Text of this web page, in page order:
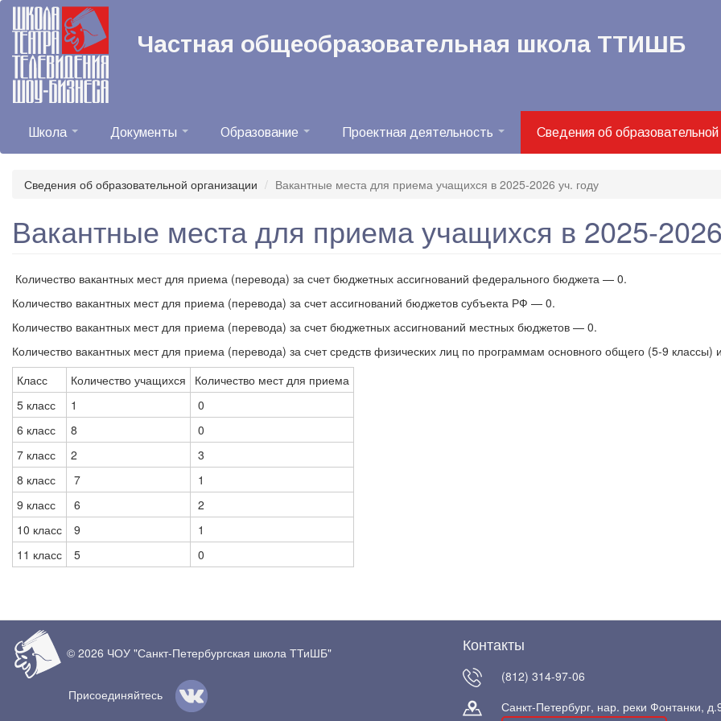
Перейти
основному
содержанию
Частная общеобразовательная школа ТТИШБ
Школа Документы Образование Проектная деятельность Сведения об образовательной
Сведения об образовательной организации Вакантные места для приема учащихся в 2025-2026 уч. году
Вакантные места для приема учащихся в 2025-
Количество вакантных мест для приема (перевода) за счет бюджетных ассигнований федерального бюджета — 0.
Количество вакантных мест для приема (перевода) за счет ассигнований бюджетов субъекта РФ — 0.
Количество вакантных мест для приема (перевода) за счет бюджетных ассигнований местных бюджетов — 0.
Количество вакантных мест для приема (перевода) за счет средств физических лиц по программам основного общего (5-9
Класс
Количество учащихся
Количество мест для приема
5 класс
1
0
6 класс
8
0
7 класс
2
3
8 класс
7
1
9 класс
6
2
10 класс
9
1
11 класс
5 0
© 2026 ЧОУ "Санкт-Петербургская школа ТТиШБ"
Присоединяйтесь
Контакты
(812) 314-97-06
Санкт-Петербург, нар. реки Фонтанки,